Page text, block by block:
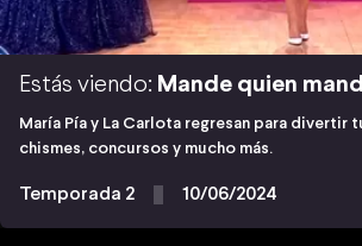
Estás viendo: Mande quien
María Pía y La Carlota regresan para divertir
chismes, concursos y mucho más.
Temporada 2 10/06/2024